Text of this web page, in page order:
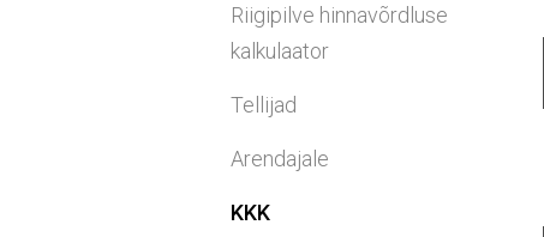
Riigipilve hinnavõrdluse
kalkulaator
Tellijad
Arendajale
KKK